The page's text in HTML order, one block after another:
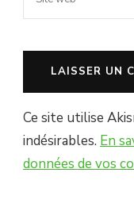
Ce site utilise
indésirables. En
données de vos